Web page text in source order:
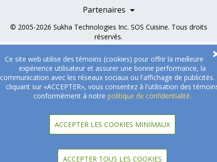
Ce site web utilise des témoins (cookies) pour offrir la meilleure
expérience utilisateur et assurer une bonne performance, la
communication avec les réseaux sociaux ou l'affichage de publicités.
cliquant sur «ACCEPTER», vous consentez à l'utilisation des
conformément à notre politique de confidentialité.
ACCEPTER LES COOKIES MINIMAUX
ACCEPTER TOUS LES COOKIES
Partenaires
Professionnels de la santé
© 2005-2026 Sukha Technologies Inc. SOS Cuisine. Tous droits
réservés.